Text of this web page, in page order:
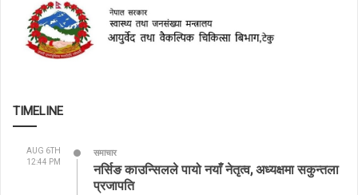
TIMELINE
AUG 6TH
12:44 PM
समाचार
नर्सिङ काउन्सिलले पायो नयाँ नेतृत्व, अध्यक्षमा सकुन्तला
प्रजापति